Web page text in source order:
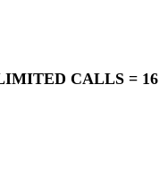
CALLS = 16